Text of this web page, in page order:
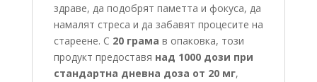
здраве, да подобрят паметта и фокуса, да
намалят стреса и да забавят процесите на
стареене. С 20 грама в опаковка, този
продукт предоставя над 1000 дози при
стандартна дневна доза от 20 мг,